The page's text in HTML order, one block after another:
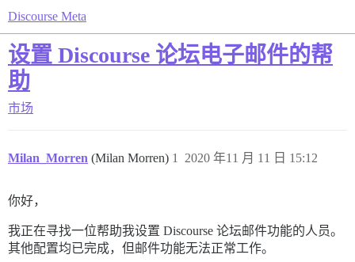
Discourse Meta
设置 Discourse 论坛电子邮件的帮
助
市场
Milan_Morren (Milan Morren) 2020 年11 月 11 日 15:12
1
你好，
我正在寻找一位帮助我设置 Discourse 论坛邮件功能的人员。
其他配置均已完成，但邮件功能无法正常工作。